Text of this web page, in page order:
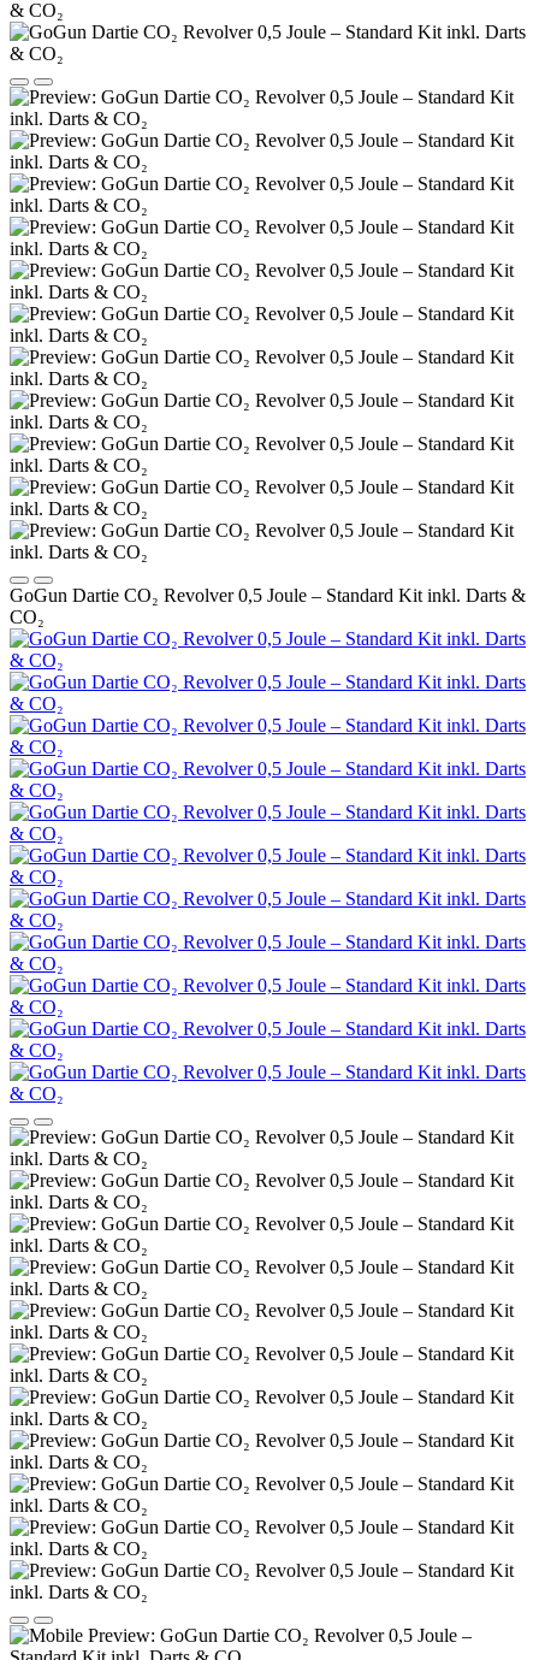
GoGun Dartie CO₂ Revolver 0,5 Joule – Standard Kit inkl. Darts &
CO₂